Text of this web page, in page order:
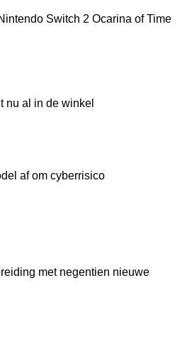
Switch 2 Ocarina of Time
nu al in de winkel
af om cyberrisico
met negentien nieuwe